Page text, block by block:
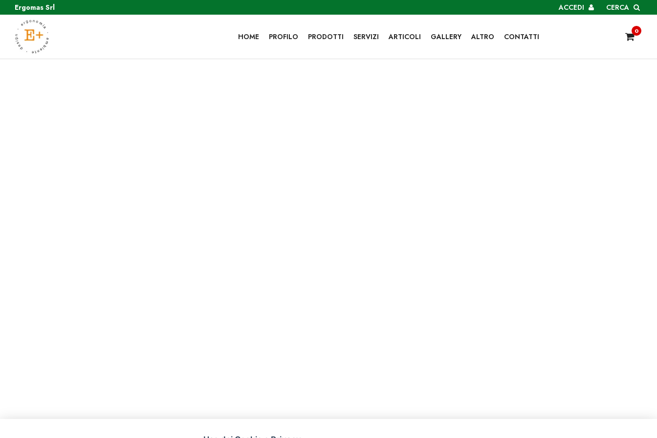
Ergomas Srl CERCA
ACCEDI
HOME PROFILO PRODOTTI SERVIZI ARTICOLI GALLERY ALTRO CONTATTI
0